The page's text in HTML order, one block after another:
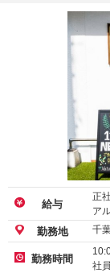
給与
正
ア
勤務地 千
勤務時間
社